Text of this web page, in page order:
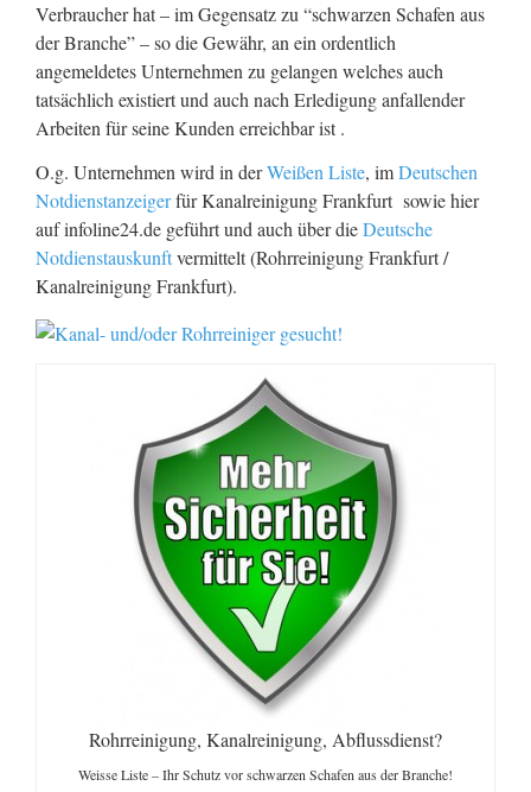
Verbraucher hat – im Gegensatz zu “schwarzen Schafen aus
der Branche” – so die Gewähr, an ein ordentlich
angemeldetes Unternehmen zu gelangen welches auch
tatsächlich existiert und auch nach Erledigung anfallender
Arbeiten für seine Kunden erreichbar ist .
O.g. Unternehmen wird in derWeißen Liste, imDeutschen
Notdienstanzeigerfür Kanalreinigung Frankfurt sowie hier
auf infoline24.de geführt und auch über dieDeutsche
Notdienstauskunftvermittelt (Rohrreinigung Frankfurt /
Kanalreinigung Frankfurt).
Rohrreinigung, Kanalreinigung, Abflussdienst?
Weisse Liste – Ihr Schutz vor schwarzen Schafen aus der Branche!